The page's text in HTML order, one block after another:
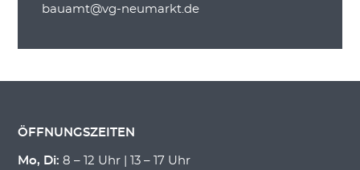
bauamt@vg-neumarkt.de
ÖFFNUNGSZEITEN
Mo, Di: 8 – 12 Uhr | 13 – 17 Uhr